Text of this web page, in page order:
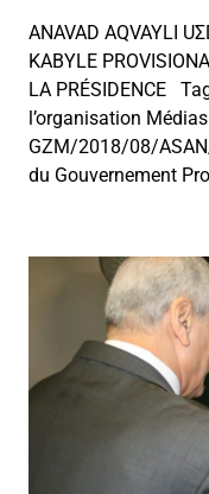
ANAVAD AQVAYLI
KABYLE
LA PRÉSIDENCE
l’organisation
GZM/2018/08/
du Gouvernement